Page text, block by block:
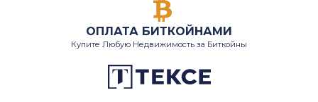
ОПЛАТА БИТКОЙНАМИ
Купите Любую Недвижимость за Биткойны